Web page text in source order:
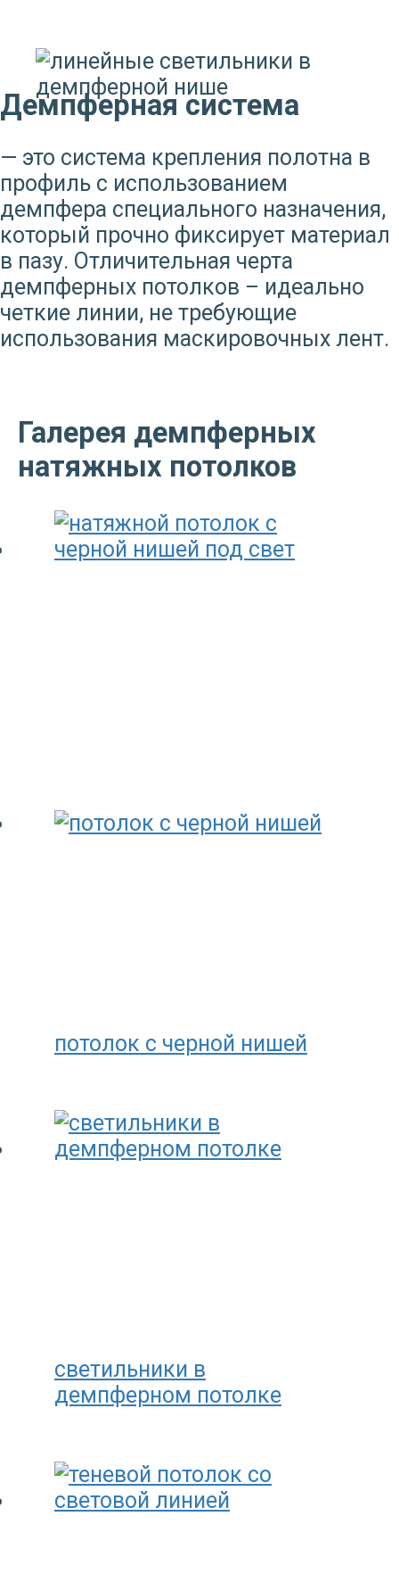
Демпферная система
— это система крепления полотна в
профиль с использованием
демпфера специального назначения,
который прочно фиксирует материал
в пазу. Отличительная черта
демпферных потолков – идеально
четкие линии, не требующие
использования маскировочных лент.
Галерея демпферных
натяжных потолков
потолок с черной нишей
светильники в
демпферном потолке